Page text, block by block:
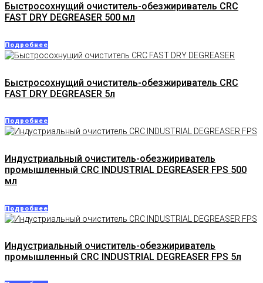
Быстросохнущий очиститель-обезжириватель CRC
FAST DRY DEGREASER 500 мл
Подробнее
Быстросохнущий очиститель-обезжириватель CRC
FAST DRY DEGREASER 5л
Подробнее
Индустриальный очиститель-обезжириватель
промышленный CRC INDUSTRIAL DEGREASER FPS 500
мл
Подробнее
Индустриальный очиститель-обезжириватель
промышленный CRC INDUSTRIAL DEGREASER FPS 5л